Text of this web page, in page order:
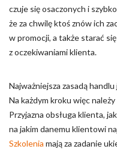
czuje się osaczonych i
że za chwilę ktoś znów ich
w promocji, a także starać
z oczekiwaniami klienta.
Najważniejsza zasadą
Na każdym kroku więc
Przyjazna obsługa klienta,
na jakim danemu klientowi
Szkolenia mają za zadanie